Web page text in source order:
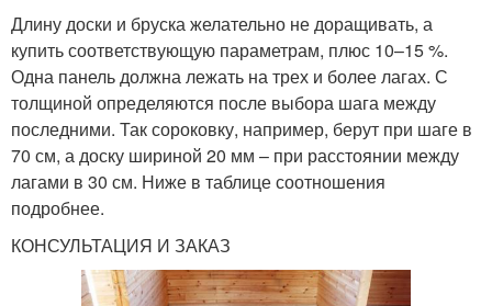
Длину доски и бруска желательно не доращивать, а
купить соответствующую параметрам, плюс 10–15 %.
Одна панель должна лежать на трех и более лагах. С
толщиной определяются после выбора шага между
последними. Так сороковку, например, берут при шаге в
70 см, а доску шириной 20 мм – при расстоянии между
лагами в 30 см. Ниже в таблице соотношения
подробнее.
КОНСУЛЬТАЦИЯ И ЗАКАЗ